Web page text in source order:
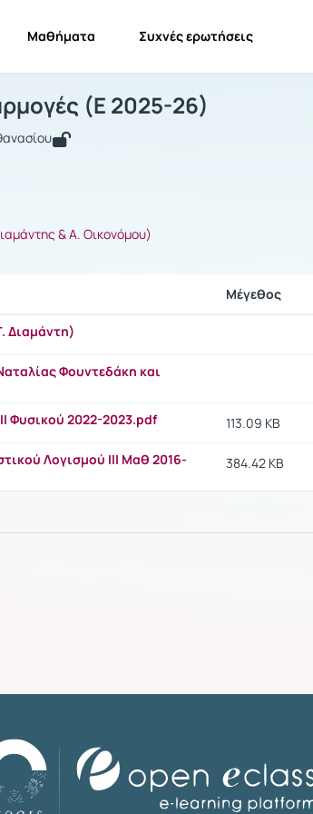
Μαθήματα Συχνές ερωτήσεις
και Εφαρμογές
(Ε 2025-26)
& Α. Οικονόμου)
Μέγεθος
Διαμάντη)
Φουντεδάκη και
Φυσικού 2022-2023.pdf 113.09 KB
Λογισμού ΙΙΙ Μαθ 2016-
384.42 KB